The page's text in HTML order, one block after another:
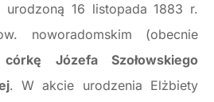
urodzoną 16 listopada 1883 r.
noworadomskim (obecnie
córkę Józefa Szołowskiego
. W akcie urodzenia Elżbiety